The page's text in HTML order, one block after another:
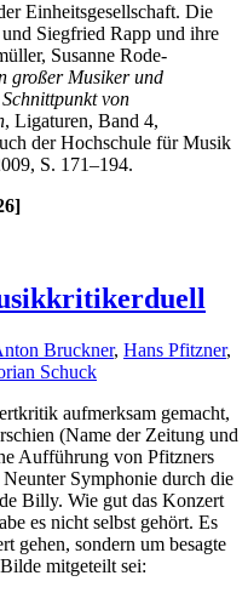
Einheitsgesellschaft. Die
Siegfried Rapp und ihre
Susanne Rode-
großer Musiker und
von
, Ligaturen, Band 4,
der Hochschule für Musik
S. 171–194.
Bruckner, Hans Pfitzner,
Schuck
aufmerksam gemacht,
(Name der Zeitung und
Aufführung von Pfitzners
Symphonie durch die
Billy. Wie gut das Konzert
es nicht selbst gehört. Es
gehen, sondern um besagte
mitgeteilt sei: